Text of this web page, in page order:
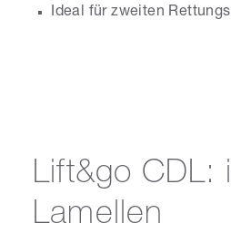
Ideal für zweiten
Lift&go CDL:
Lamellen